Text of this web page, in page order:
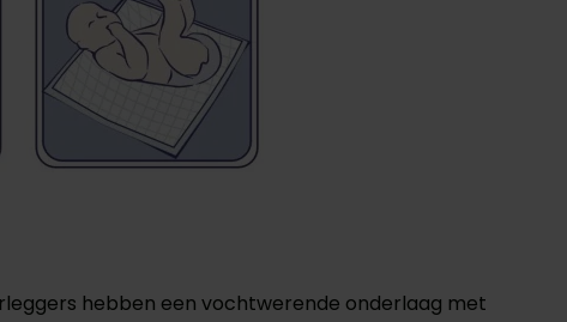
hebben een vochtwerende onderlaag met